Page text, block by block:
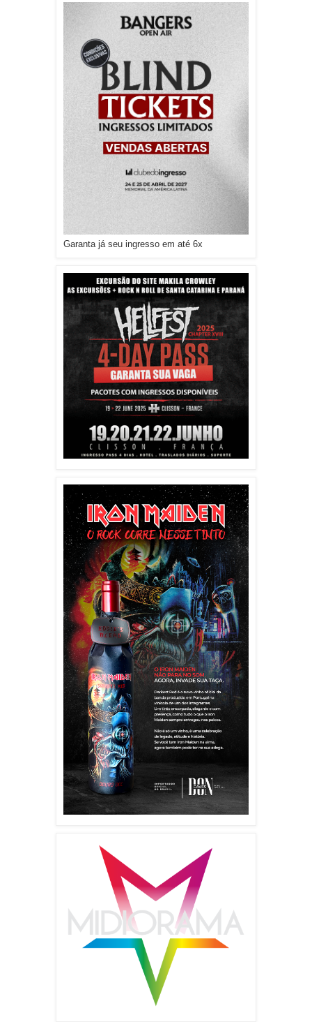
Garanta já seu ingresso em até 6x